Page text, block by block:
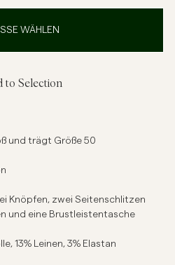
WÄHLEN
Add to Selection
und trägt Größe 50
Knöpfen, zwei Seitenschlitzen
und eine Brustleistentasche
13% Leinen, 3% Elastan